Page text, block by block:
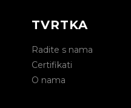
TVRTKA
Radite s nama
Certifikati
O nama